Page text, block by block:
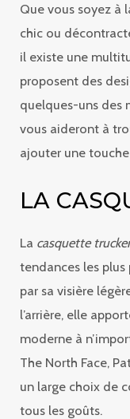
Que vous soyez à
chic ou
il existe une
proposent des
quelques-uns des
vous aideront à
ajouter une
LA
La casquette
tendances les
par sa visière
l’arrière, elle
moderne à
The North Face,
un large choix de
tous les goûts.